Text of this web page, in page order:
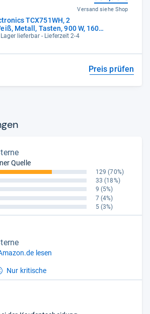
TCX751WH, 2
Metall, Tasten, 900 W, 160
lieferbar - Lieferzeit 2-4
Versand siehe Shop
Preis prüfen
Quelle
129 (70%)
33 (18%)
9 (5%)
7 (4%)
5 (3%)
lesen
Nur kritische